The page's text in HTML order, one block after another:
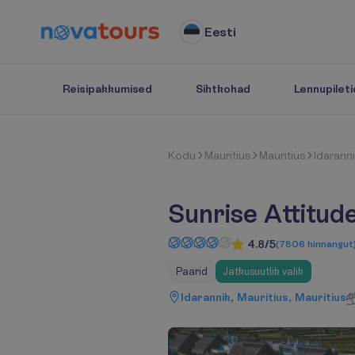
Eesti
Reisipakkumised Sihtkohad
Kodu Mauritius Mauritius
Sunrise
4.8/5(7806 hinnangut)
Paarid Jätkusuutlik valik
Idarannik, Mauritius, Mauritius